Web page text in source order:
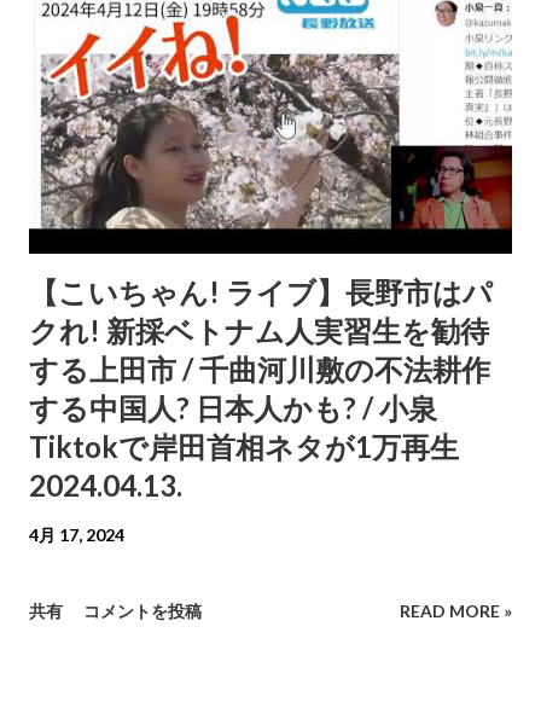
58:03 コメント返し②
【こいちゃん! ライブ】長野市はパ
クれ! 新採ベトナム人実習生を勧待
する上田市 / 千曲河川敷の不法耕作
する中国人? 日本人かも? / 小泉
Tiktokで岸田首相ネタが1万再生
2024.04.13.
4月 17, 2024
共有 コメントを投稿 READ MORE »